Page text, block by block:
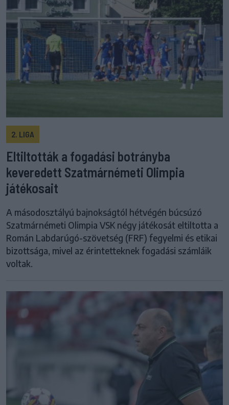
2. LIGA
Eltiltották a fogadási botrányba
keveredett Szatmárnémeti Olimpia
játékosait
A másodosztályú bajnokságtól hétvégén búcsúzó
Szatmárnémeti Olimpia VSK négy játékosát eltiltotta a
Román Labdarúgó-szövetség (FRF) fegyelmi és etikai
bizottsága, mivel az érintetteknek fogadási számláik
voltak.